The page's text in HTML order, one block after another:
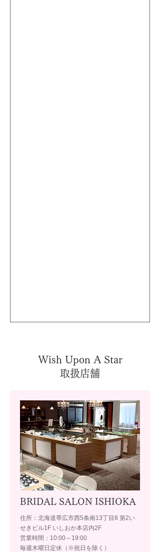
Wish Upon A Star
取扱店舗
BRIDAL SALON ISHIOKA
住所：北海道帯広市西5条南13丁目8 第2い
せきビル1F いしおか本店内2F
営業時間：10:00～19:00
毎週木曜日定休（※祝日を除く）